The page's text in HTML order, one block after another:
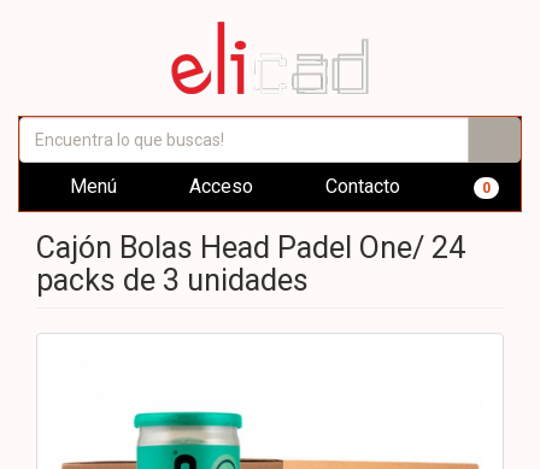
Menú Acceso Contacto 0
Cajón Bolas Head Padel One/ 24
packs de 3 unidades